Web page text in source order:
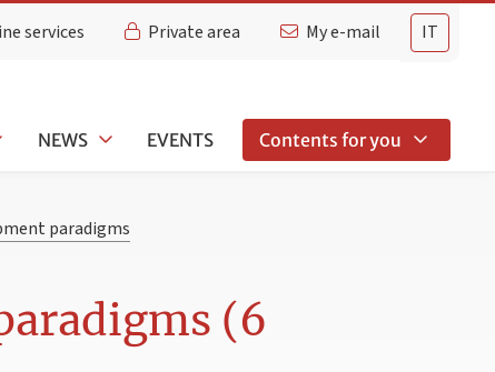
IT
services Private area My e-mail
NEWS EVENTS Contents for you
paradigms
(6